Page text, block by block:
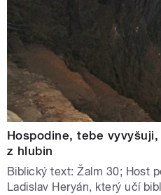
Hospodine, tebe
z hlubin
Biblický text: Žalm 30; Host
Ladislav Heryán, který učí